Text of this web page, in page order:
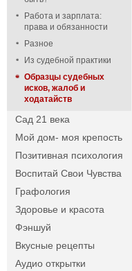
Работа и зарплата:
права и обязанности
Разное
Из судебной практики
Образцы судебных
исков, жалоб и
ходатайств
Сад 21 века
Мой дом- моя крепость
Позитивная психология
Воспитай Свои Чувства
Графология
Здоровье и красота
Фэншуй
Вкусные рецепты
Аудио открытки